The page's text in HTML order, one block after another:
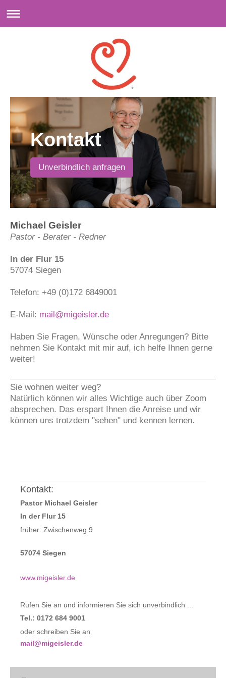
Kontakt
Unverbindlich anfragen
Michael Geisler
Pastor - Berater - Redner
In der Flur 15
57074 Siegen
Telefon: +49 (0)172 6849001
E-Mail: mail@migeisler.de
Haben Sie Fragen, Wünsche oder Anregungen? Bitte
nehmen Sie Kontakt mit mir auf, ich helfe Ihnen gerne
weiter!
Sie wohnen weiter weg?
Natürlich können wir alles Wichtige auch über Zoom
absprechen. Das erspart Ihnen die Anreise und wir
können uns trotzdem "sehen" und kennen lernen.
Kontakt:
Pastor Michael Geisler
In der Flur 15
früher: Zwischenweg 9
57074 Siegen
www.migeisler.de
Rufen Sie an und informieren Sie sich unverbindlich ...
Tel.: 0172 684 9001
oder schreiben Sie an
mail@migeisler.de